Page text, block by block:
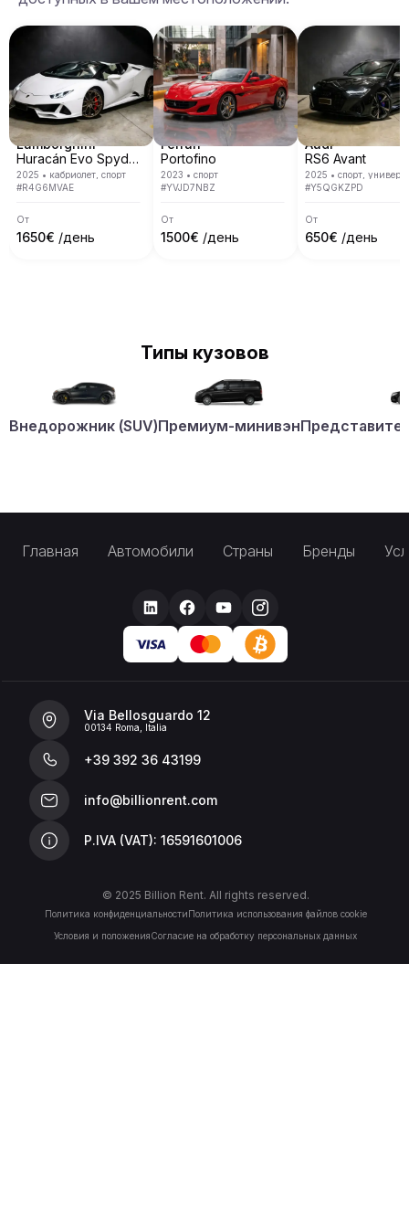
Lamborghini
Huracán Evo Spyder
2025 • кабриолет, спорт
#R4G6MVAE
От
1650€ /день
Ferrari
Portofino
2023 • спорт
#YVJD7NBZ
От
1500€ /день
Audi
RS6 Avant
2025 • спорт,
#Y5QGKZPD
От
650€ /день
Типы кузовов
Внедорожник (SUV)Премиум-минивэн
Главная Автомобили Страны Бренды
Via Bellosguardo 12
00134 Roma, Italia
+39 392 36 43199
info@billionrent.com
P.IVA (VAT): 16591601006
© 2025 Billion Rent. All rights reserved.
Политика конфиденциальностиПолитика использования файлов cookie
Условия и положенияСогласие на обработку персональных данных